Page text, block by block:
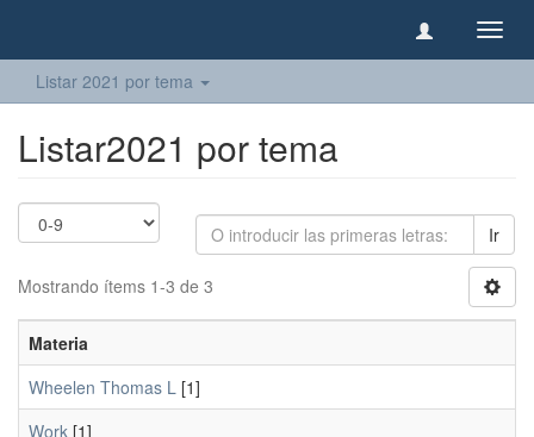
Listar 2021 por tema
Listar2021 por tema
Ir
Mostrando ítems 1-3 de 3
Materia
Wheelen Thomas L [1]
Work [1]